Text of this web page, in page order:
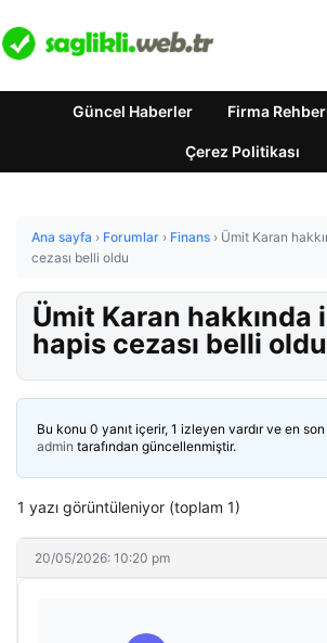
Güncel Haberler Firma
Çerez Politikası
Ana sayfa › Forumlar › Finans › Ümit Karan
cezası belli oldu
Ümit Karan hakkında
hapis cezası belli oldu
Bu konu 0 yanıt içerir, 1 izleyen vardır ve en son
admin tarafından güncellenmiştir.
1 yazı görüntüleniyor (toplam 1)
20/05/2026: 10:20 pm